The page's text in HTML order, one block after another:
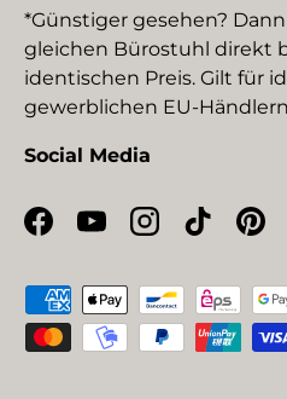
*Günstiger gesehen?
gleichen Bürostuhl direkt
identischen Preis. Gilt für
gewerblichen EU-
Social Media
Facebook
YouTubeInstagram
TikTok
Zahlungsmethoden